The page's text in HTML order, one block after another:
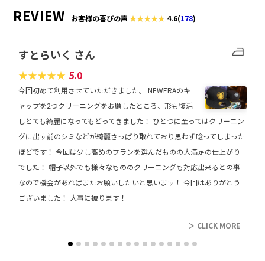
REVIEW お客様の喜びの声 4.6(178)
すとらいく さん
★★★★★ 5.0
今回初めて利用させていただきました。 NEWERAのキ
ャップを2つクリーニングをお願したところ、形も復活
しとても綺麗になってもどってきました！ ひとつに至ってはクリーニン
グに出す前のシミなどが綺麗さっぱり取れており思わず唸ってしまった
ほどです！ 今回は少し高めのプランを選んだものの大満足の仕上がり
でした！ 帽子以外でも様々なもののクリーニングも対応出来るとの事
なので機会があればまたお願いしたいと思います！ 今回はありがとう
ございました！ 大事に被ります！
＞ CLICK MORE